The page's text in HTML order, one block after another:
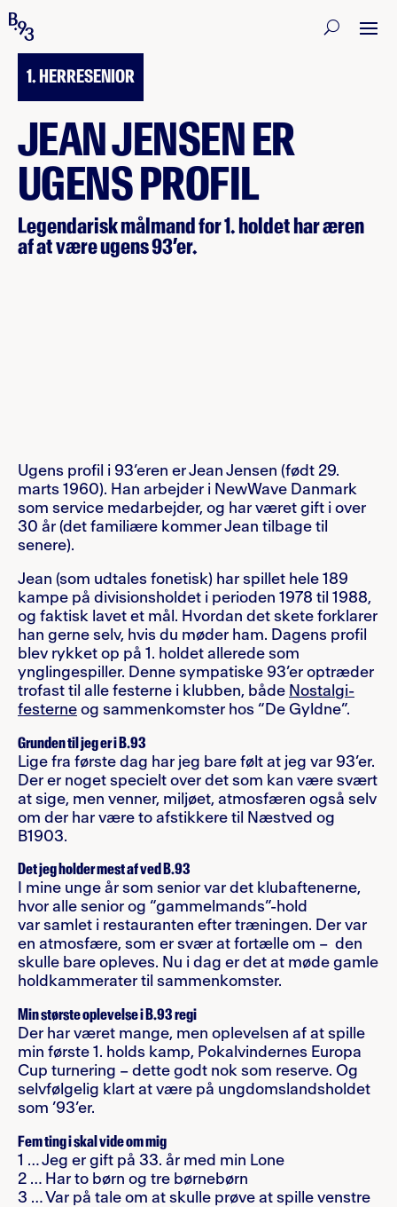
21. MAJ 2019
1. HERRESENIOR
JEAN JENSEN ER
UGENS PROFIL
Legendarisk målmand for 1. holdet har æren
af at være ugens 93’er.
Ugens profil i 93’eren er Jean Jensen (født 29.
marts 1960). Han arbejder i NewWave Danmark
som service medarbejder, og har været gift i over
30 år (det familiære kommer Jean tilbage til
senere).
Jean (som udtales fonetisk) har spillet hele 189
kampe på divisionsholdet i perioden 1978 til 1988,
og faktisk lavet et mål. Hvordan det skete forklarer
han gerne selv, hvis du møder ham. Dagens profil
blev rykket op på 1. holdet allerede som
ynglingespiller. Denne sympatiske 93’er optræder
trofast til alle festerne i klubben, både Nostalgi-
festerne og sammenkomster hos “De Gyldne”.
Grunden til jeg er i B.93
Lige fra første dag har jeg bare følt at jeg var 93’er.
Der er noget specielt over det som kan være svært
at sige, men venner, miljøet, atmosfæren også selv
om der har være to afstikkere til Næstved og
B1903.
Det jeg holder mest af ved B.93
I mine unge år som senior var det klubaftenerne,
hvor alle senior og “gammelmands”-hold
var samlet i restauranten efter træningen. Der var
en atmosfære, som er svær at fortælle om – den
skulle bare opleves. Nu i dag er det at møde gamle
holdkammerater til sammenkomster.
Min største oplevelse i B.93 regi
Der har været mange, men oplevelsen af at spille
min første 1. holds kamp, Pokalvindernes Europa
Cup turnering – dette godt nok som reserve. Og
selvfølgelig klart at være på ungdomslandsholdet
som ’93’er.
Fem ting i skal vide om mig
1 … Jeg er gift på 33. år med min Lone
2 … Har to børn og tre børnebørn
3 … Var på tale om at skulle prøve at spille venstre